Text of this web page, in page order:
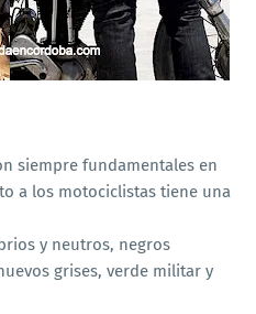
siempre fundamentales en
a los motociclistas tiene una
y neutros, negros
grises, verde militar y